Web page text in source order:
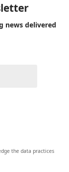
news delivered
the data practices